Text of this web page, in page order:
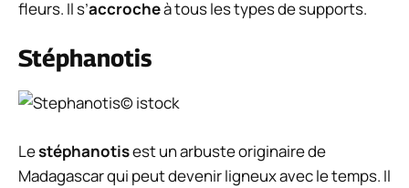
fleurs. Il s’accrocheà tous les types desupports.
Stéphanotis
© istock
Lestéphanotisest unarbuste originaire de
Madagascarqui peut devenir ligneux avec le temps. Il